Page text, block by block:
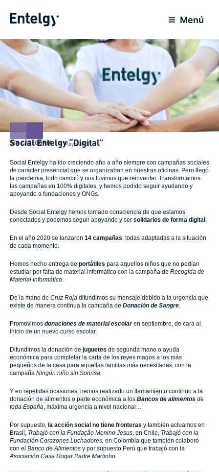
Menú
SIN CATEGORÍA 4 Mayo 2021
Social Entelgy “Digital”
Social Entelgy ha ido creciendo año a año siempre con campañas sociales
de carácter presencial que se organizaban en nuestras oficinas. Pero llegó
la pandemia, todo cambió y nos tuvimos que reinventar. Transformamos
las campañas en 100% digitales, y hemos podido seguir ayudando y
apoyando a fundaciones y ONGs.
Desde Social Entelgy hemos tomado consciencia de que estamos
conectados y podemos seguir apoyando y ser solidarios de forma digital .
En el año 2020 se lanzaron 14 campañas, todas adaptadas a la situación
de cada momento.
Hemos hecho entrega de portátiles para aquellos niños que no podían
estudiar por falta de material informático con la campaña de Recogida de
Material Informático.
De la mano de Cruz Roja difundimos su mensaje debido a la urgencia que
existe de manera continua la campaña de Donación de Sangre.
Promovimos donaciones de material escolaren septiembre, de cara al
inicio de un nuevo curso escolar.
Difundimos la donación de juguetes de segunda mano o ayuda
económica para completar la carta de los reyes magos a los más
pequeños de la casa para aquellas familias más necesitadas, con la
campaña Ningún niño sin Sonrisa.
Y en repetidas ocasiones, hemos realizado un llamamiento continuo a la
donación de alimentos o parte económica a los Bancos de alimentos de
toda España, máxima urgencia a nivel nacional…
Por supuesto, la acción social no tiene fronteras y también actuamos en
Brasil, Trabajó con la Fundação Menino Jesus, en Chile, Trabajó con la
Fundación Corazones Luchadores, en Colombia que también colaboró
con el Banco de Alimentos y por supuesto Perú que trabajó con la
Asociación Casa Hogar Padre Martinho.